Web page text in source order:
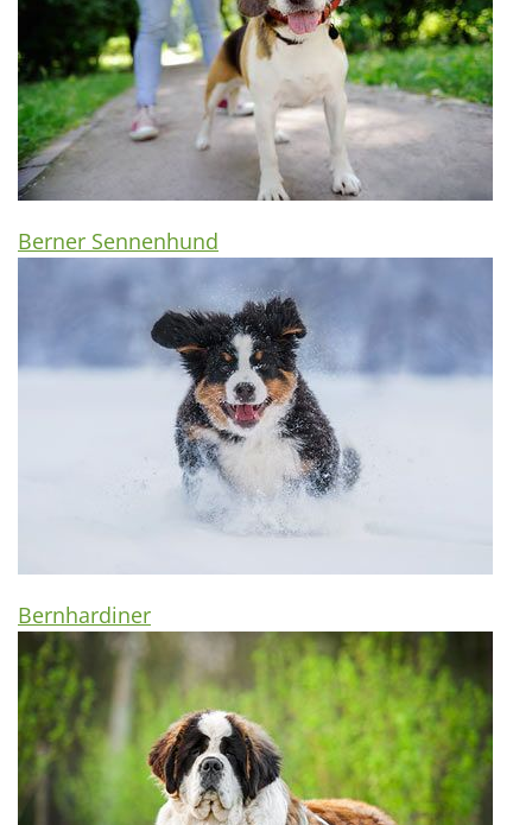
Berner Sennenhund
Bernhardiner